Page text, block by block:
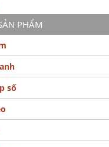
PHẨM
số